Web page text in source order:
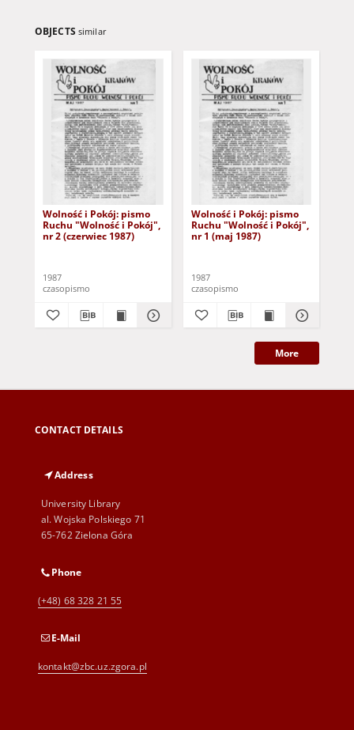
OBJECTS similar
Wolność i Pokój: pismo
Ruchu "Wolność i Pokój",
nr 2 (czerwiec 1987)
1987
czasopismo
Wolność i Pokój: pismo
Ruchu "Wolność i Pokój",
nr 1 (maj 1987)
1987
czasopismo
More
CONTACT DETAILS
Address
University Library
al. Wojska Polskiego 71
65-762 Zielona Góra
Phone
(+48) 68 328 21 55
E-Mail
kontakt@zbc.uz.zgora.pl